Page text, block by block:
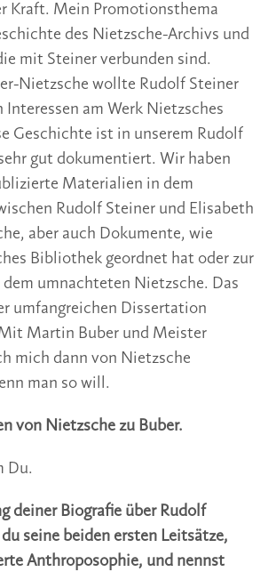
Kraft. Mein Promotionsthema
des Nietzsche-Archivs und
mit Steiner verbunden sind.
Nietzsche wollte Rudolf Steiner
Interessen am Werk Nietzsches
Geschichte ist in unserem Rudolf
gut dokumentiert. Wir haben
Materialien in dem
Rudolf Steiner und Elisabeth
aber auch Dokumente, wie
Bibliothek geordnet hat oder zur
dem umnachteten Nietzsche. Das
umfangreichen Dissertation
Martin Buber und Meister
mich dann von Nietzsche
man so will.
von Nietzsche zu Buber.
Du.
deiner Biografie über Rudolf
seine beiden ersten Leitsätze,
Anthroposophie, und nennst